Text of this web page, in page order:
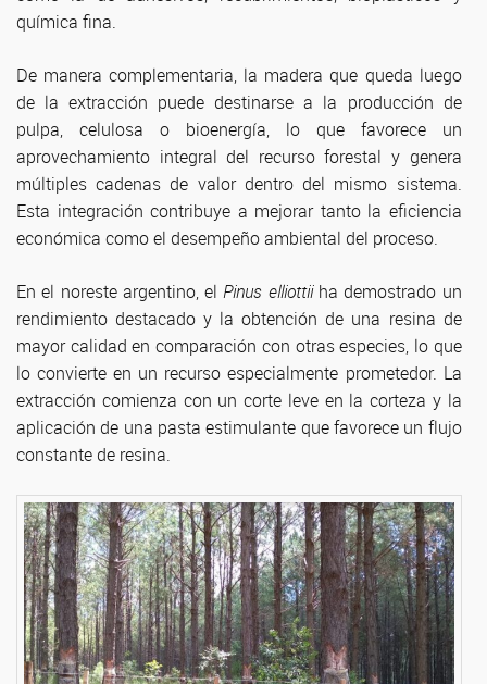
química fina.
De manera complementaria, la madera que queda luego
de la extracción puede destinarse a la producción de
pulpa, celulosa o bioenergía, lo que favorece un
aprovechamiento integral del recurso forestal y genera
múltiples cadenas de valor dentro del mismo sistema.
Esta integración contribuye a mejorar tanto la eficiencia
económica como el desempeño ambiental del proceso.
En el noreste argentino, elPinus elliottii ha demostrado un
rendimiento destacado y la obtención de una resina de
mayor calidad en comparación con otras especies, lo que
lo convierte en un recurso especialmente prometedor. La
extracción comienza con un corte leve en la corteza y la
aplicación de una pasta estimulante que favorece un flujo
constante de resina.